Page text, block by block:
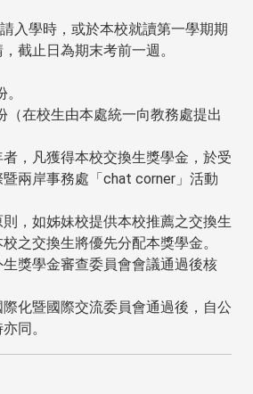
學時，或於本校就讀第一學期期
截止日為期末考前一週。
在校生由本處統一向教務處提出
，凡獲得本校交換生獎學金，於受
兩岸事務處「chat corner」活動
，如姊妹校提供本校推薦之交換生
之交換生將優先分配本獎學金。
獎學金審查委員會會議通過後核
化暨國際交流委員會通過後，自公
同。